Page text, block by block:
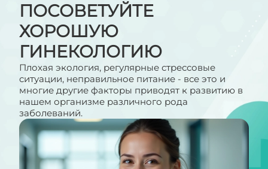
ПОСОВЕТУЙТЕ
ХОРОШУЮ
ГИНЕКОЛОГИЮ
Плохая экология, регулярные стрессовые
ситуации, неправильное питание - все это и
многие другие факторы приводят к развитию в
нашем организме различного рода
заболеваний.